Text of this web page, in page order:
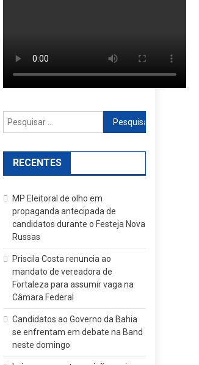
Pesquisar
por:
RECENTES
MP Eleitoral de olho em
propaganda antecipada de
candidatos durante o Festeja Nova
Russas
Priscila Costa renuncia ao
mandato de vereadora de
Fortaleza para assumir vaga na
Câmara Federal
Candidatos ao Governo da Bahia
se enfrentam em debate na Band
neste domingo